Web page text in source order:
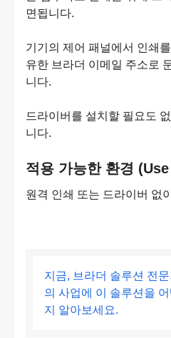
면됩니다.
기기의 제어 패널에서 인쇄
유한 브라더 이메일 주소로
니다.
드라이버를 설치할 필요도
니다.
적용 가능한 환경
원격 인쇄 또는 드라이버 없
지금, 브라더 솔루션 전
의 사업에 이 솔루션을
지 알아보세요.